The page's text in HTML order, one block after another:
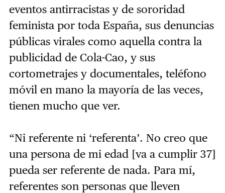
eventos antirracistas y de sororidad
feminista por toda España, sus denuncias
públicas virales como aquella contra la
publicidad de Cola-Cao, y sus
cortometrajes y documentales, teléfono
móvil en mano la mayoría de las veces,
tienen mucho que ver.
“Ni referente ni ‘referenta’. No creo que
una persona de mi edad [va a cumplir 37]
pueda ser referente de nada. Para mí,
referentes son personas que lleven